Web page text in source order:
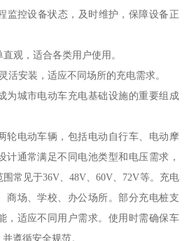
监控设备状态，及时维护，保障设备正
观，适合各类用户使用。
活安装，适应不同场所的充电需求。
为城市电动车充电基础设施的重要组成
轮电动车辆，包括电动自行车、电动摩
计通常满足不同电池类型和电压需求，
常见于36V、48V、60V、72V等。充电
商场、学校、办公场所。部分充电桩支
，适应不同用户需求。使用时需确保车
遵循安全规范。